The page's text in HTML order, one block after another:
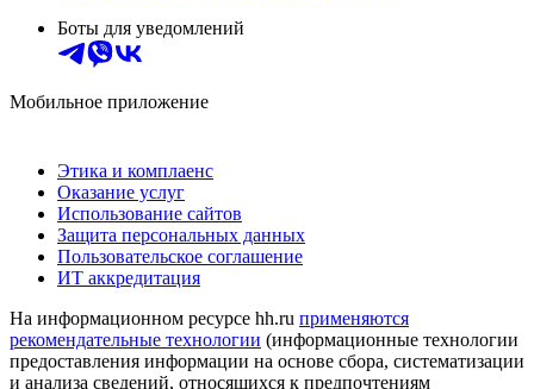
Боты для уведомлений
Мобильное приложение
Этика и комплаенс
Оказание услуг
Использование сайтов
Защита персональных данных
Пользовательское соглашение
ИТ аккредитация
На информационном ресурсе hh.ru применяются
рекомендательные технологии (информационные технологии
предоставления информации на основе сбора, систематизации
и анализа сведений, относящихся к предпочтениям